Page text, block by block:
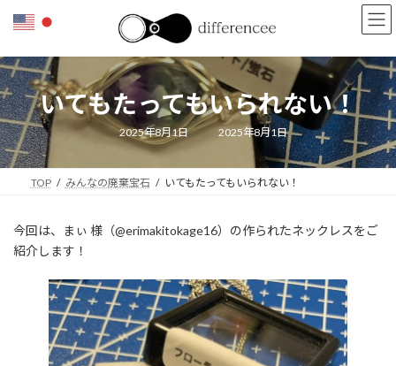
ン
ツ
へ
ス
キ
ッ
プ
ー
シ
ョ
ン
に
移
動
いてもたってもいられない！
2025年8月1日
最
時
2025年8月1日
TOP みんなの廃棄宝石 いてもたってもいられない！
今回は、まぃ 様（@erimakitokage16）の作られたネックレスをご
紹介します！